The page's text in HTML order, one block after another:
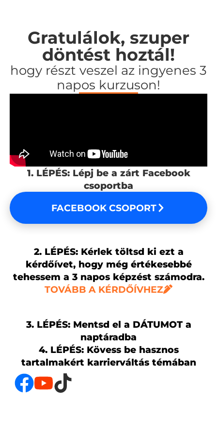
Gratulálok, szuper
döntést hoztál!
hogy részt veszel az ingyenes 3
napos kurzuson!
1. LÉPÉS: Lépj be a zárt Facebook
csoportba
FACEBOOK CSOPORT
2. LÉPÉS: Kérlek töltsd ki ezt a
kérdőívet, hogy még értékesebbé
tehessem a 3 napos képzést számodra.
TOVÁBB A KÉRDŐÍVHEZ
3. LÉPÉS: Mentsd el a DÁTUMOT a
naptáradba
4. LÉPÉS: Kövess be hasznos
tartalmakért karrierváltás témában